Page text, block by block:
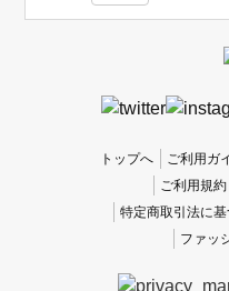
い
トップへ ご利用ガ
ご利用規約
特定商取引法に
ファッ